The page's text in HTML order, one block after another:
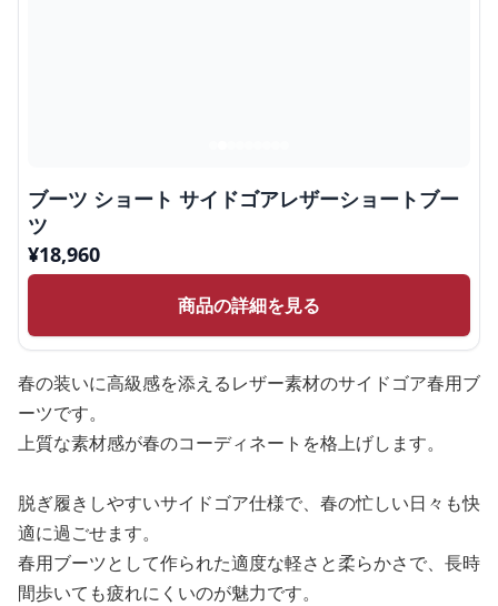
ブーツ ショート サイドゴアレザーショートブー
ツ
¥18,960
商品の詳細を見る
春の装いに高級感を添えるレザー素材のサイドゴア春用ブ
ーツです。
上質な素材感が春のコーディネートを格上げします。
脱ぎ履きしやすいサイドゴア仕様で、春の忙しい日々も快
適に過ごせます。
春用ブーツとして作られた適度な軽さと柔らかさで、長時
間歩いても疲れにくいのが魅力です。